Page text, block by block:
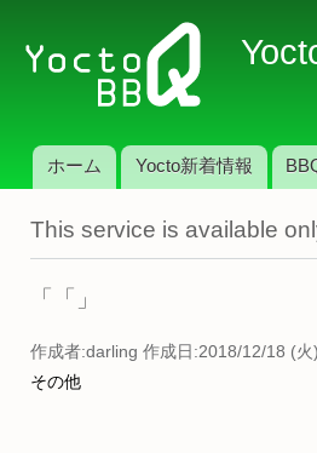
メインメニュー
ホーム Yocto新着情報
This service is available
「「」
作成者:darling 作成日:2018/12/18 (火
その他